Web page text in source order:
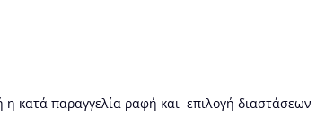
η κατά παραγγελία ραφή και επιλογή διαστάσεων